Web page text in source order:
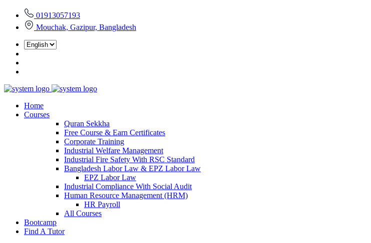
01913057193
Mouchak, Gazipur, Bangladesh
Home
Courses
Quran Sekkha
Free Course & Earn Certificates
Corporate Training
Industrial Welfare Management
Industrial Fire Safety With RSC Standard
Bangladesh Labor Law & EPZ Labor Law
EPZ Labor Law
Industrial Compliance With Social Audit
Human Resource Management (HRM)
HR Payroll
All Courses
Bootcamp
Find A Tutor